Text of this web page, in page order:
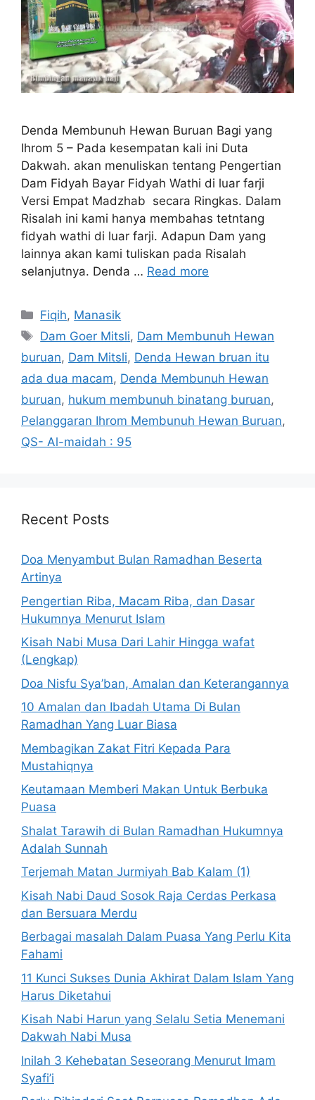
Denda Membunuh Hewan Buruan Bagi yang
Ihrom 5 – Pada kesempatan kali ini Duta
Dakwah. akan menuliskan tentang Pengertian
Dam Fidyah Bayar Fidyah Wathi di luar farji
Versi Empat Madzhab secara Ringkas. Dalam
Risalah ini kami hanya membahas tetntang
fidyah wathi di luar farji. Adapun Dam yang
lainnya akan kami tuliskan pada Risalah
selanjutnya. Denda … Read more
Categories
Fiqih, Manasik
Tags
Dam Goer Mitsli, Dam Membunuh Hewan
buruan, Dam Mitsli, Denda Hewan bruan itu
ada dua macam, Denda Membunuh Hewan
buruan, hukum membunuh binatang buruan,
Pelanggaran Ihrom Membunuh Hewan Buruan,
QS- Al-maidah : 95
Recent Posts
Doa Menyambut Bulan Ramadhan Beserta
Artinya
Pengertian Riba, Macam Riba, dan Dasar
Hukumnya Menurut Islam
Kisah Nabi Musa Dari Lahir Hingga wafat
(Lengkap)
Doa Nisfu Sya’ban, Amalan dan Keterangannya
10 Amalan dan Ibadah Utama Di Bulan
Ramadhan Yang Luar Biasa
Membagikan Zakat Fitri Kepada Para
Mustahiqnya
Keutamaan Memberi Makan Untuk Berbuka
Puasa
Shalat Tarawih di Bulan Ramadhan Hukumnya
Adalah Sunnah
Terjemah Matan Jurmiyah Bab Kalam (1)
Kisah Nabi Daud Sosok Raja Cerdas Perkasa
dan Bersuara Merdu
Berbagai masalah Dalam Puasa Yang Perlu Kita
Fahami
11 Kunci Sukses Dunia Akhirat Dalam Islam Yang
Harus Diketahui
Kisah Nabi Harun yang Selalu Setia Menemani
Dakwah Nabi Musa
Inilah 3 Kehebatan Seseorang Menurut Imam
Syafi’i